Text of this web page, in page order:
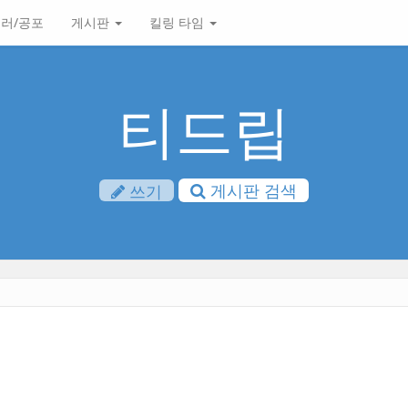
/공포 게시판 킬링 타임
티드립
쓰기 게시판 검색